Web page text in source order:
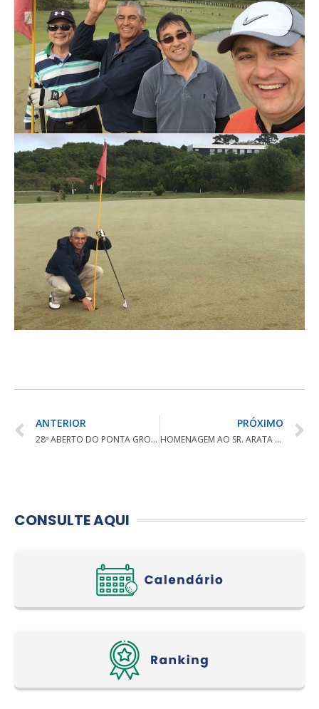
ANTERIOR
28º ABERTO DO PONTA GROSSA GOLF CLUBE
PRÓXIMO
HOMENAGEM AO SR. ARATA HARA
CONSULTE AQUI